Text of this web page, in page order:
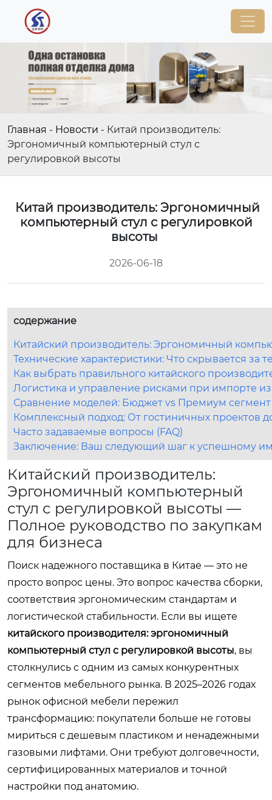
Главная - Новости - Китай производитель:
Эргономичный компьютерный стул с
регулировкой высоты
Китай производитель: Эргономичный
компьютерный стул с регулировкой
высоты
2026-06-18
содержание
Китайский производитель: Эргономичный
Технические характеристики: Что скрывается за
Как выбрать правильного китайского
Логистика и управление рисками при импорте
Сравнение моделей: Бюджет vs Премиум сегмент
Комплексный подход: От гостиничных проектов
Часто задаваемые вопросы (FAQ)
Заключение: Ваш следующий шаг к успешному
Китайский производитель:
Эргономичный компьютерный
стул с регулировкой высоты —
Полное руководство по закупкам
для бизнеса
Поиск надежного поставщика в Китае — это не
просто вопрос цены. Это вопрос качества сборки,
соответствия эргономическим стандартам и
логистической стабильности. Если вы ищете
китайского производителя: эргономичный
компьютерный стул с регулировкой высоты, вы
столкнулись с одним из самых конкурентных
сегментов мебельного рынка. В 2025–2026 годах
рынок офисной мебели пережил
трансформацию: покупатели больше не готовы
мириться с дешевым пластиком и ненадежными
газовыми лифтами. Они требуют долговечности,
сертифицированных материалов и точной
настройки под анатомию.